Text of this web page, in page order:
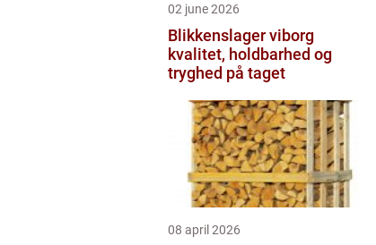
02 june 2026
Blikkenslager viborg
kvalitet, holdbarhed og
tryghed på taget
08 april 2026